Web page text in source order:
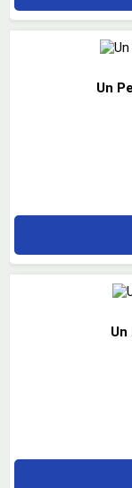
Un